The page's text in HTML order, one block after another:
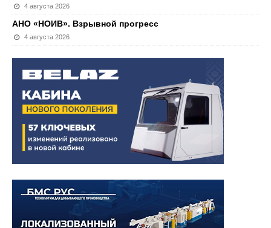
4 августа 2026
АНО «НОИВ». Взрывной прогресс
4 августа 2026